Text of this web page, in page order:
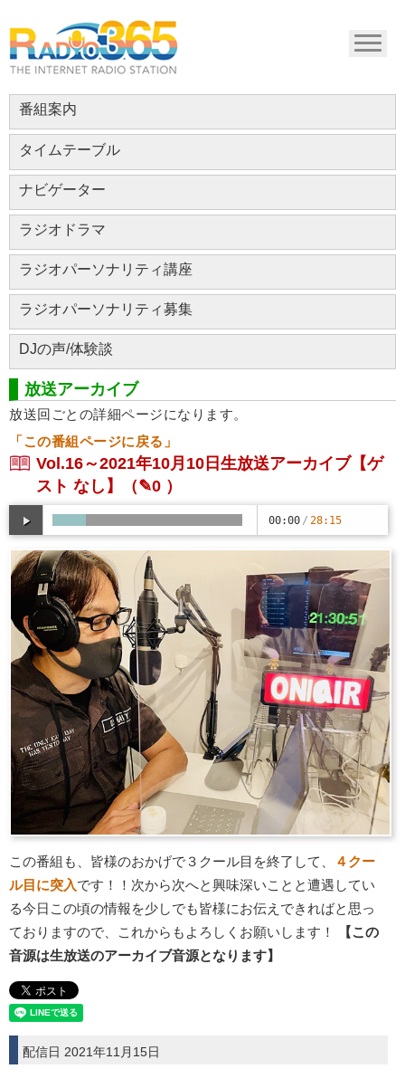
番組案内
タイムテーブル
ナビゲーター
ラジオドラマ
ラジオパーソナリティ講座
ラジオパーソナリティ募集
DJの声/体験談
放送アーカイブ
放送回ごとの詳細ページになります。
「この番組ページに戻る」
Vol.16～2021年10月10日生放送アーカイブ【ゲ
スト なし】
（✎0 ）
00:00 / 28:15
この番組も、皆様のおかげで３クール目を終了して、
４クー
ル目に突入です！！次から次へと興味深いことと遭遇してい
る今日この頃の情報を少しでも皆様にお伝えできればと思っ
ておりますので、これからもよろしくお願いします！
【この
音源は生放送のアーカイブ音源となります】
配信日 2021年11月15日